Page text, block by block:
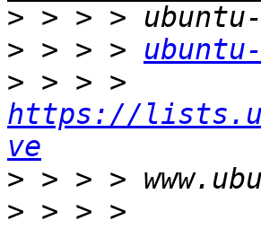
>
> > > >
>
https://
ve
>
> > > >